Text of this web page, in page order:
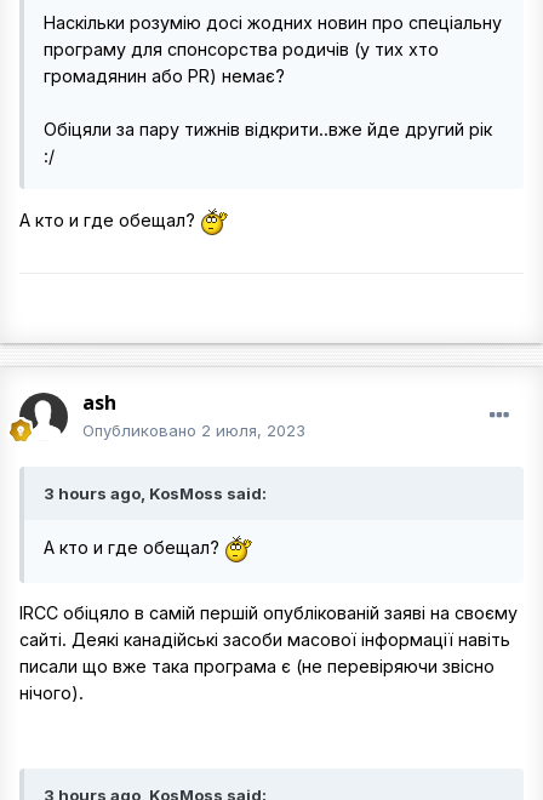
Наскільки розумію досі жодних новин про спеціальну
програму для спонсорства родичів (у тих хто
громадянин або PR) немає?
Обіцяли за пару тижнів відкрити..вже йде другий рік
:/
А кто и где обещал?
ash
Опубликовано 2 июля, 2023
3 hours ago, KosMoss said:
А кто и где обещал?
IRCC обіцяло в самій першій опублікованій заяві на своєму
сайті. Деякі канадійські засоби масової інформації навіть
писали що вже така програма є (не перевіряючи звісно
нічого).
3 hours ago, KosMoss said: